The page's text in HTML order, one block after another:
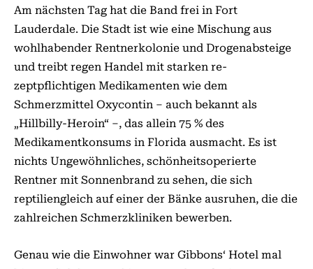
Am nächsten Tag hat die Band frei in Fort
Lauderdale. Die Stadt ist wie eine Mischung aus
wohlhabender Rentnerkolonie und Drogenabsteige
und treibt regen Handel mit starken re-
zeptpflichtigen Medikamenten wie dem
Schmerzmittel Oxycontin – auch bekannt als
„Hillbilly-Heroin“ –, das allein 75 % des
Medikamentkonsums in Florida ausmacht. Es ist
nichts Ungewöhnliches, schönheitsoperierte
Rentner mit Sonnenbrand zu sehen, die sich
reptiliengleich auf einer der Bänke ausruhen, die die
zahlreichen Schmerzkliniken bewerben.
Genau wie die Einwohner war Gibbons‘ Hotel mal